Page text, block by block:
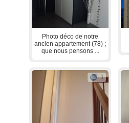
Photo déco de notre
ancien appartement (78) ;
que nous pensons ...
1